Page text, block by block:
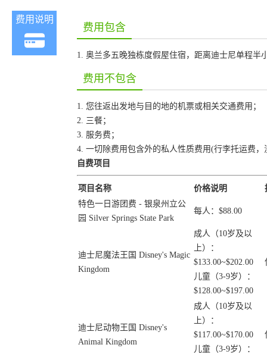
费用说明
费用包含
1. 奥兰多五晚独栋度假屋住宿，距离迪士尼单程半
费用不包含
1. 您往返出发地与目的地的机票或相关交通费用；
2. 三餐；
3. 服务费；
4. 一切除费用包含外的私人性质费用(行李托运费，
自费项目
项目名称 价格说明
特色一日游团费 - 银泉州立公
园 Silver Springs State Park
每人：$88.00
迪士尼魔法王国 Disney's Magic
Kingdom
成人（10岁及以
上）：
$133.00~$202.00
儿童（3-9岁）：
$128.00~$197.00
迪士尼动物王国 Disney's
Animal Kingdom
成人（10岁及以
上）：
$117.00~$170.00
儿童（3-9岁）：